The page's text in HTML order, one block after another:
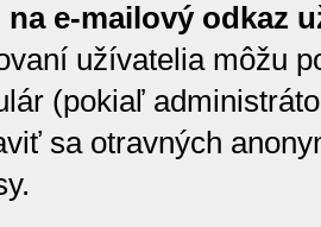
e-mailový odkaz
užívatelia môžu
(pokiaľ
sa otravných